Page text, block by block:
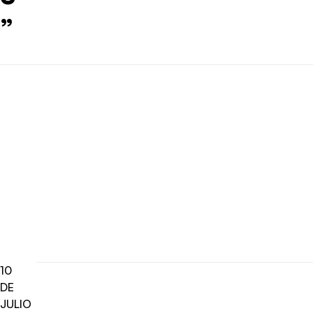
”
10
DE
JULIO